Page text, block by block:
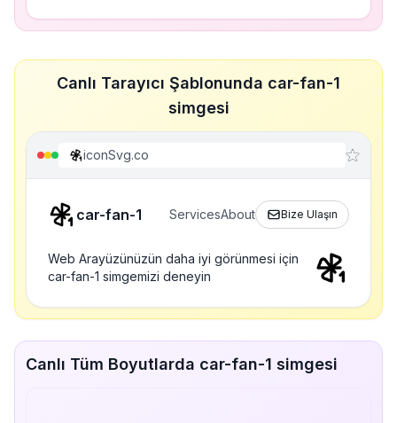
Canlı Tarayıcı Şablonunda car-fan-1
simgesi
iconSvg.co
car-fan-1 ServicesAbout Bize Ulaşın
Web Arayüzünüzün daha iyi görünmesi için
car-fan-1 simgemizi deneyin
Canlı Tüm Boyutlarda car-fan-1 simgesi